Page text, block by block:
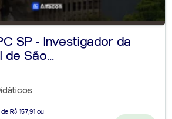
SP - Investigador da
de São...
R$ 157,91 ou